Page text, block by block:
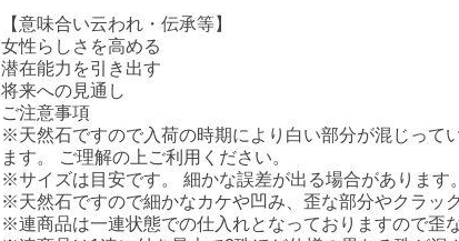
【意味合い云われ・伝承等】
女性らしさを高める
潜在能力を引き出す
将来への見通し
ご注意事項
※天然石ですので入荷の時期により白い部分が混じって
ます。 ご理解の上ご利用ください。
※サイズは目安です。 細かな誤差が出る場合があります。
※天然石ですので細かなカケや凹み、歪な部分やクラッ
※連商品は一連状態での仕入れとなっておりますので歪